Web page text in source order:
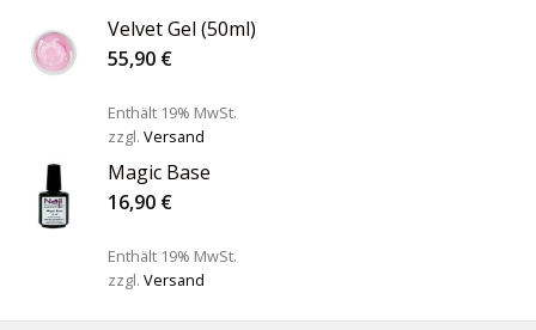
Velvet Gel (50ml)
55,90 €
Enthält 19% MwSt.
zzgl. Versand
Magic Base
16,90 €
Enthält 19% MwSt.
zzgl. Versand